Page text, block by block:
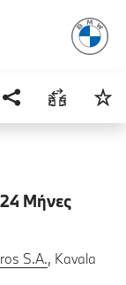
Μήνες
S.A., Kavala